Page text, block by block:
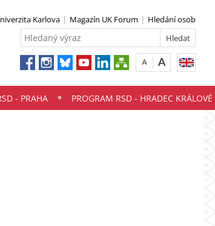
Karlova Magazín UK Forum Hledání osob
- PRAHA PROGRAM RSD - HRADEC KRÁLOVÉ